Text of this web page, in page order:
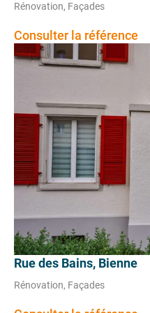
Rénovation, Façades
Consulter la référence
Rue des Bains, Bienne
Rénovation, Façades